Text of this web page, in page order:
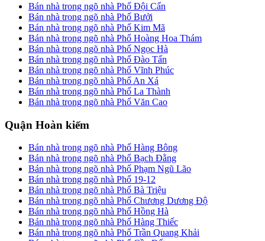
Bán nhà trong ngõ nhà Phố Đội Cấn
Bán nhà trong ngõ nhà Phố Bưởi
Bán nhà trong ngõ nhà Phố Kim Mã
Bán nhà trong ngõ nhà Phố Hoàng Hoa Thám
Bán nhà trong ngõ nhà Phố Ngọc Hà
Bán nhà trong ngõ nhà Phố Đào Tấn
Bán nhà trong ngõ nhà Phố Vĩnh Phúc
Bán nhà trong ngõ nhà Phố An Xá
Bán nhà trong ngõ nhà Phố La Thành
Bán nhà trong ngõ nhà Phố Văn Cao
Quận Hoàn kiếm
Bán nhà trong ngõ nhà Phố Hàng Bông
Bán nhà trong ngõ nhà Phố Bạch Đằng
Bán nhà trong ngõ nhà Phố Phạm Ngũ Lão
Bán nhà trong ngõ nhà Phố 19-12
Bán nhà trong ngõ nhà Phố Bà Triệu
Bán nhà trong ngõ nhà Phố Chương Dương Độ
Bán nhà trong ngõ nhà Phố Hồng Hà
Bán nhà trong ngõ nhà Phố Hàng Thiếc
Bán nhà trong ngõ nhà Phố Trần Quang Khải